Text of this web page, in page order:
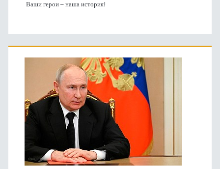
Ваши герои – наша история!